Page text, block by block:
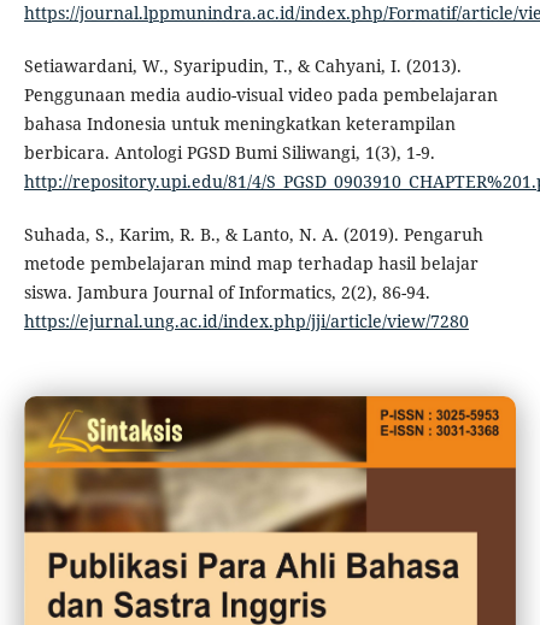
https://journal.lppmunindra.ac.id/index.php/Formatif/article/
Setiawardani, W., Syaripudin, T., & Cahyani, I. (2013).
Penggunaan media audio-visual video pada pembelajaran
bahasa Indonesia untuk meningkatkan keterampilan
berbicara. Antologi PGSD Bumi Siliwangi, 1(3), 1-9.
http://repository.upi.edu/81/4/
Suhada, S., Karim, R. B., & Lanto, N. A. (2019). Pengaruh
metode pembelajaran mind map terhadap hasil belajar
siswa. Jambura Journal of Informatics, 2(2), 86-94.
https://ejurnal.ung.ac.id/index.php/jji/article/view/7280